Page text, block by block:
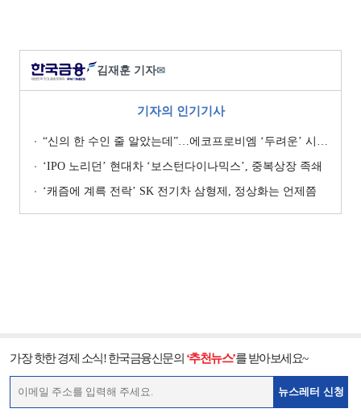
김재훈 기자✉
기자의 인기기사
“신의 한 수인 줄 알았는데”…에코프로비엠 ‘두려운’ 시나리오
‘IPO 노리던’ 현대차 ‘보스턴다이나믹스’, 중복상장 족쇄
‘캐즘에 계륵 전락’ SK 전기차 삼형제, 정상화는 언제쯤
가장 핫한 경제 소식! 한국금융신문의 ‘추천뉴스’를 받아보세요~
뉴스레터 신청